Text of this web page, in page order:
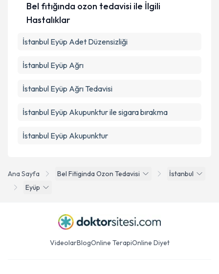
Ana Sayfa Bel Fitiginda Ozon Tedavisi
İstanbul
Eyüp
Bel fıtığında ozon tedavisi ile İlgili
Hastalıklar
İstanbul Eyüp Adet Düzensizliği
İstanbul Eyüp Ağrı
İstanbul Eyüp Ağrı Tedavisi
İstanbul Eyüp Akupunktur ile sigara bırakma
İstanbul Eyüp Akupunktur
VideolarBlogOnline TerapiOnline Diyet